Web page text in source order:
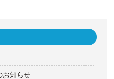
お知らせ